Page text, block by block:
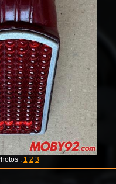
: 1 2 3